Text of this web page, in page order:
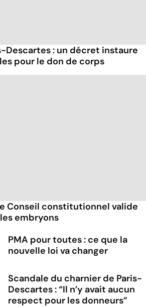
Descartes : un décret instaure
pour le don de corps
Conseil constitutionnel valide
embryons
PMA pour toutes : ce que la
nouvelle loi va changer
Scandale du charnier de Paris-
Descartes : “Il n’y avait aucun
respect pour les donneurs”